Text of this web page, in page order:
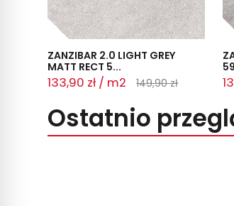
ZANZIBAR 2.0 LIGHT GREY
MATT RECT 5...
133,90 zł / m2 149,90 zł
Ostatnio